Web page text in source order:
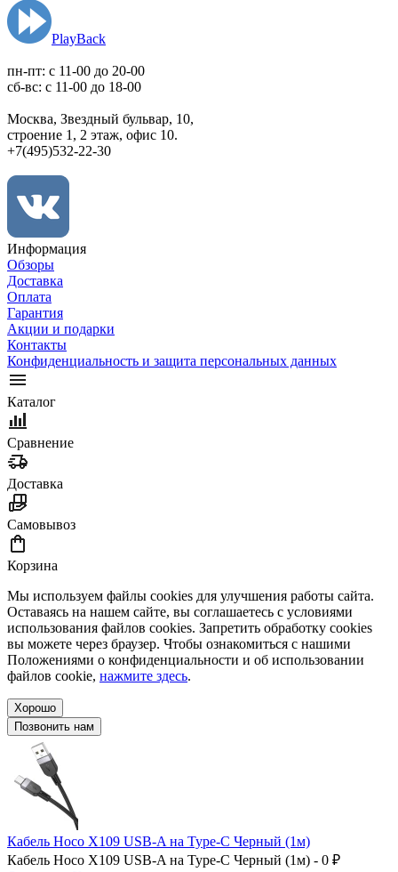
PlayBack
пн-пт: c 11-00 до 20-00
сб-вс: с 11-00 до 18-00
Москва, Звездный бульвар, 10,
строение 1, 2 этаж, офис 10.
+7(495)532-22-30
Информация
Обзоры
Доставка
Оплата
Гарантия
Акции и подарки
Контакты
Конфиденциальность и защита персональных данных
Каталог
Сравнение
Доставка
Самовывоз
Корзина
Мы используем файлы cookies для улучшения работы сайта.
Оставаясь на нашем сайте, вы соглашаетесь с условиями
использования файлов cookies. Запретить обработку cookies
вы можете через браузер. Чтобы ознакомиться с нашими
Положениями о конфиденциальности и об использовании
файлов cookie, нажмите здесь.
Хорошо
Позвонить нам
Кабель Hoco X109 USB-A на Type-C Черный (1м)
Кабель Hoco X109 USB-A на Type-C Черный (1м) - 0 ₽